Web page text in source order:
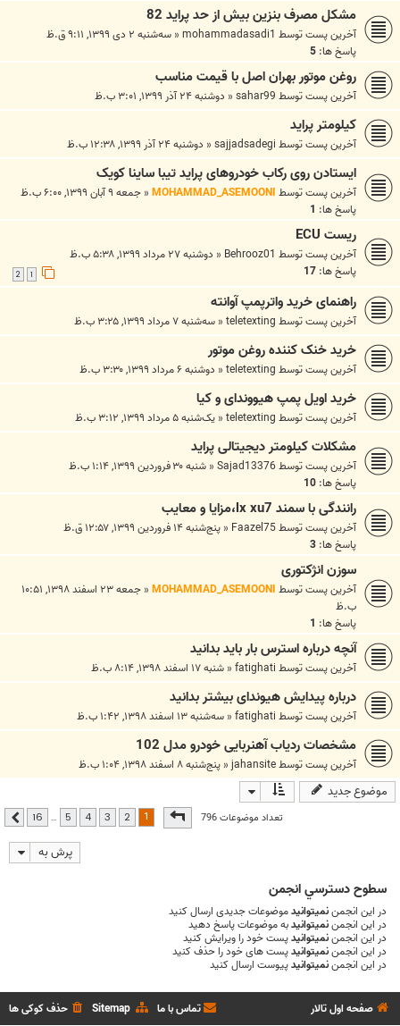
مشکل مصرف بنزین بیش از حد پراید 82
آخرین پست توسطmohammadasadi1
« سه‌شنبه ۲ دی ۱۳۹۹, ۹:۱۱ ق.ظ
پاسخ ها: 5
روغن موتور بهران اصل با قیمت مناسب
آخرین پست توسطsahar99
« دوشنبه ۲۴ آذر ۱۳۹۹, ۳:۰۱ ب.ظ
کیلومتر پراید
آخرین پست توسطsajjadsadegi
« دوشنبه ۲۴ آذر ۱۳۹۹, ۱۲:۳۸ ب.ظ
ایستادن روی رکاب خودروهای پراید تیبا ساینا کویک
آخرین پست توسطMOHAMMAD_ASEMOONI
« جمعه ۹ آبان ۱۳۹۹, ۶:۰۰ ب.ظ
پاسخ ها: 1
ريست ECU
آخرین پست توسطBehrooz01
« دوشنبه ۲۷ مرداد ۱۳۹۹, ۵:۳۸ ب.ظ
پاسخ ها: 17
راهنمای خرید واترپمپ آوانته
آخرین پست توسطteletexting
« سه‌شنبه ۷ مرداد ۱۳۹۹, ۳:۲۵ ب.ظ
خرید خنک کننده روغن موتور
آخرین پست توسطteletexting
« دوشنبه ۶ مرداد ۱۳۹۹, ۳:۳۰ ب.ظ
خرید اویل پمپ هیووندای و کیا
آخرین پست توسطteletexting
« یک‌شنبه ۵ مرداد ۱۳۹۹, ۳:۱۲ ب.ظ
مشکلات کیلومتر دیجیتالی پراید
آخرین پست توسطSajad13376
« شنبه ۳۰ فروردین ۱۳۹۹, ۱:۱۴ ب.ظ
پاسخ ها: 10
رانندگی با سمند lx xu7،مزایا و معایب
آخرین پست توسطFaazel75
« پنج‌شنبه ۱۴ فروردین ۱۳۹۹, ۱۲:۵۷ ق.ظ
پاسخ ها: 3
سوزن انژکتوری
آخرین پست توسطMOHAMMAD_ASEMOONI
«
جمعه ۲۳ اسفند ۱۳۹۸, ۱۰:۵۱
ب.ظ
پاسخ ها: 1
آنچه درباره استرس بار باید بدانید
آخرین پست توسطfatighati
« شنبه ۱۷ اسفند ۱۳۹۸, ۸:۱۴ ب.ظ
درباره پیدایش هیوندای بیشتر بدانید
آخرین پست توسطfatighati
« سه‌شنبه ۱۳ اسفند ۱۳۹۸, ۱:۴۲ ب.ظ
مشخصات ردیاب آهنربایی خودرو مدل 102
آخرین پست توسطjahansite
« پنج‌شنبه ۸ اسفند ۱۳۹۸, ۱:۰۴ ب.ظ
موضوع جدید
تعداد موضوعات 796صفحه از16
2
3
4
5
…
16 بعدی
پرش به
سطوح دسترسي انجمن
در این انجمننمیتوانیدموضوعات جدیدی ارسال کنید
در این انجمننمیتوانیدبه موضوعات پاسخ دهید
در این انجمننمیتوانیدپست خود را ویرایش کنید
در این انجمننمیتوانیدپست های خود را حذف کنید
در این انجمننمیتوانیدپیوست ارسال کنید
صفحه اول تالار حذف کوکی ها Sitemap تماس با ما